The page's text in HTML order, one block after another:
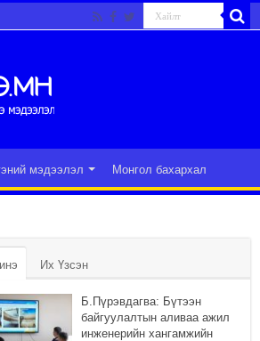
мэдээлэл Монгол бахархал
Их Үзсэн
Б.Пүрэвдагва: Бүтээн
байгуулалтын аливаа ажил
инженерийн хангамжийн